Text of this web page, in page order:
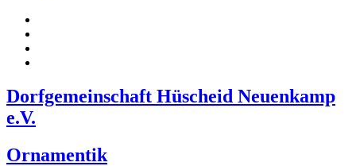
Dorfgemeinschaft Hüscheid Neuenkamp
e.V.
Ornamentik